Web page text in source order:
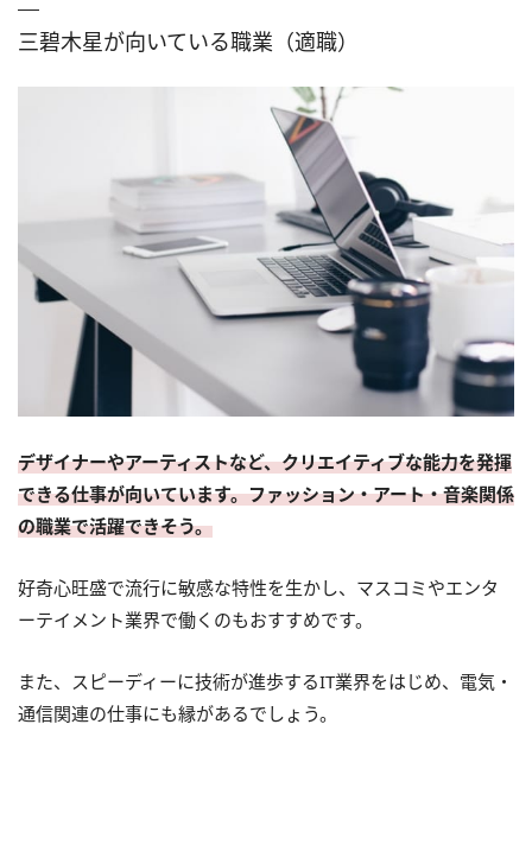
三碧木星が向いている職業（適職）
デザイナーやアーティストなど、クリエイティブな能力を発揮
できる仕事が向いています。ファッション・アート・音楽関係
の職業で活躍できそう。
好奇心旺盛で流行に敏感な特性を生かし、マスコミやエンタ
ーテイメント業界で働くのもおすすめです。
また、スピーディーに技術が進歩するIT業界をはじめ、電気・
通信関連の仕事にも縁があるでしょう。